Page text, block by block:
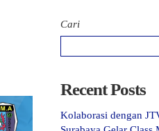
Cari
Recent Posts
Kolaborasi dengan